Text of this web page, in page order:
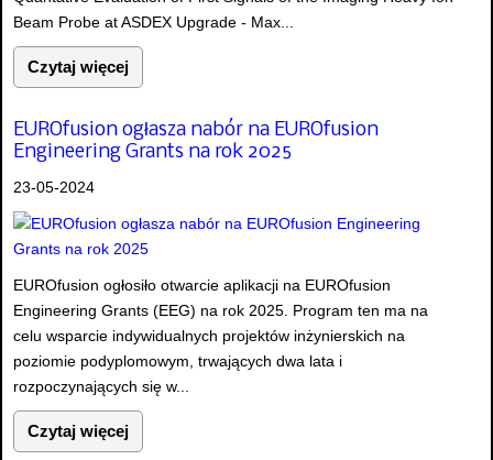
Beam Probe at ASDEX Upgrade - Max...
Czytaj więcej
EUROfusion ogłasza nabór na EUROfusion
Engineering Grants na rok 2025
23-05-2024
EUROfusion ogłosiło otwarcie aplikacji na EUROfusion
Engineering Grants (EEG) na rok 2025. Program ten ma na
celu wsparcie indywidualnych projektów inżynierskich na
poziomie podyplomowym, trwających dwa lata i
rozpoczynających się w...
Czytaj więcej